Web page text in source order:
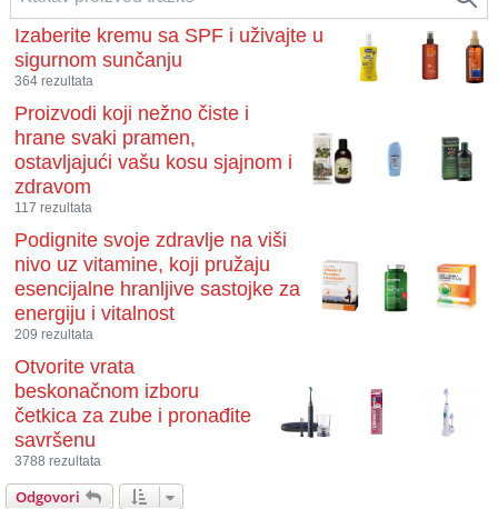
Izaberite kremu sa SPF i uživajte u
sigurnom sunčanju
364 rezultata
Proizvodi koji nežno čiste i
hrane svaki pramen,
ostavljajući vašu kosu sjajnom i
zdravom
117 rezultata
Podignite svoje zdravlje na viši
nivo uz vitamine, koji pružaju
esencijalne hranljive sastojke za
energiju i vitalnost
209 rezultata
Otvorite vrata
beskonačnom izboru
četkica za zube i pronađite
savršenu
3788 rezultata
Odgovori